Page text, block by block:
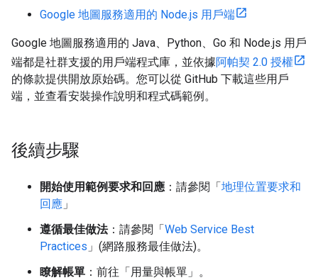
Google 地圖服務適用的 Node.js 用戶端
Google 地圖服務適用的 Java、Python、Go 和 Node.js 用戶
端都是社群支援的用戶端程式庫，並依據阿帕契 2.0 授權
的條款提供開放原始碼。您可以從 GitHub 下載這些用戶
端，並查看安裝操作說明和程式碼範例。
後續步驟
開始使用範例要求和回應 ：請參閱「 地理位置要求和
回應 」
遵循最佳做法：請參閱「 Web Service Best
Practices 」(網路服務最佳做法)。
瞭解帳單 ：前往「用量與帳單」 。